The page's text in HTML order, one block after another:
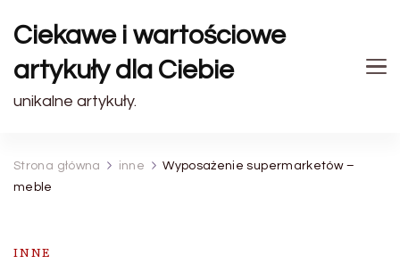
Ciekawe i wartościowe
artykuły dla Ciebie
unikalne artykuły.
Strona główna inne
Wyposażenie supermarketów –
meble
INNE